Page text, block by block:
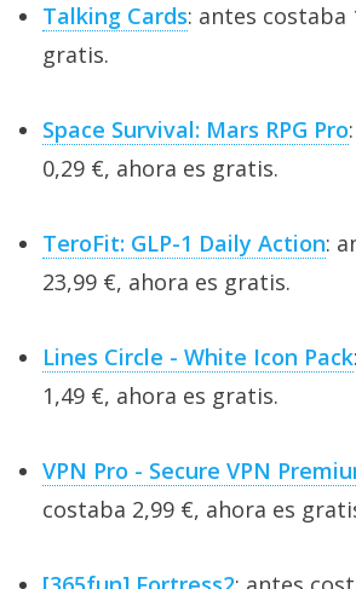
Talking Cards: antes costaba
gratis.
Space Survival: Mars RPG Pro
0,29 €, ahora es gratis.
TeroFit: GLP-1 Daily Action:
23,99 €, ahora es gratis.
Lines Circle - White Icon Pack
1,49 €, ahora es gratis.
VPN Pro - Secure VPN
costaba 2,99 €, ahora es